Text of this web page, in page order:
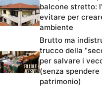
balcone stretto:
evitare per
ambiente
Brutto ma
trucco della
per salvare i
(senza spendere
patrimonio)